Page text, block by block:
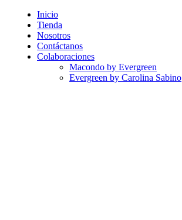
Inicio
Tienda
Nosotros
Contáctanos
Colaboraciones
Macondo by Evergreen
Evergreen by Carolina Sabino